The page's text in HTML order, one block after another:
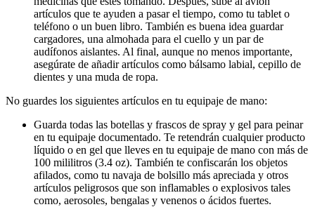
artículos que te ayuden a pasar el tiempo, como tu tablet o
teléfono o un buen libro. También es buena idea guardar
cargadores, una almohada para el cuello y un par de
audífonos aislantes. Al final, aunque no menos importante,
asegúrate de añadir artículos como bálsamo labial, cepillo de
dientes y una muda de ropa.
No guardes los siguientes artículos en tu equipaje de mano:
Guarda todas las botellas y frascos de spray y gel para peinar
en tu equipaje documentado. Te retendrán cualquier producto
líquido o en gel que lleves en tu equipaje de mano con más de
100 mililitros (3.4 oz). También te confiscarán los objetos
afilados, como tu navaja de bolsillo más apreciada y otros
artículos peligrosos que son inflamables o explosivos tales
como, aerosoles, bengalas y venenos o ácidos fuertes.